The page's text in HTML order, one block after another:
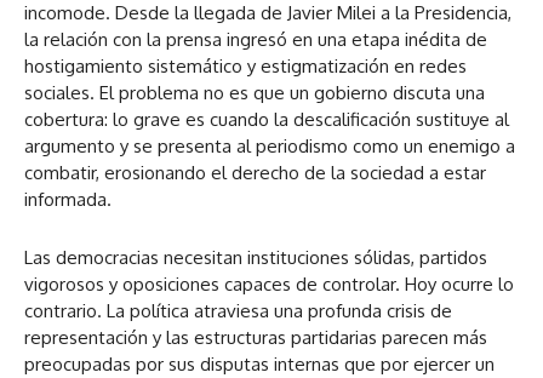
incomode. Desde la llegada de Javier Milei a la Presidencia,
la relación con la prensa ingresó en una etapa inédita de
hostigamiento sistemático y estigmatización en redes
sociales. El problema no es que un gobierno discuta una
cobertura: lo grave es cuando la descalificación sustituye al
argumento y se presenta al periodismo como un enemigo a
combatir, erosionando el derecho de la sociedad a estar
informada.
Las democracias necesitan instituciones sólidas, partidos
vigorosos y oposiciones capaces de controlar. Hoy ocurre lo
contrario. La política atraviesa una profunda crisis de
representación y las estructuras partidarias parecen más
preocupadas por sus disputas internas que por ejercer un